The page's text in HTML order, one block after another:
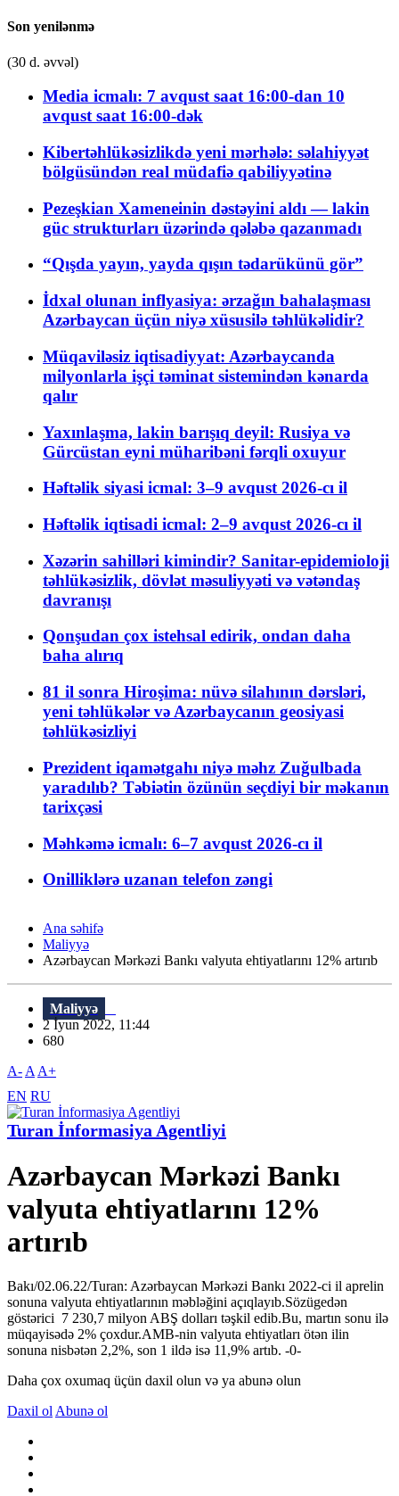
Son yenilənmə
(30 d. əvvəl)
Media icmalı: 7 avqust saat 16:00-dan 10
avqust saat 16:00-dək
Kibertəhlükəsizlikdə yeni mərhələ: səlahiyyət
bölgüsündən real müdafiə qabiliyyətinə
Pezeşkian Xameneinin dəstəyini aldı — lakin
güc strukturları üzərində qələbə qazanmadı
“Qışda yayın, yayda qışın tədarükünü gör”
İdxal olunan inflyasiya: ərzağın bahalaşması
Azərbaycan üçün niyə xüsusilə təhlükəlidir?
Müqaviləsiz iqtisadiyyat: Azərbaycanda
milyonlarla işçi təminat sistemindən kənarda
qalır
Yaxınlaşma, lakin barışıq deyil: Rusiya və
Gürcüstan eyni müharibəni fərqli oxuyur
Həftəlik siyasi icmal: 3–9 avqust 2026-cı il
Həftəlik iqtisadi icmal: 2–9 avqust 2026-cı il
Xəzərin sahilləri kimindir? Sanitar-epidemioloji
təhlükəsizlik, dövlət məsuliyyəti və vətəndaş
davranışı
Qonşudan çox istehsal edirik, ondan daha
baha alırıq
81 il sonra Hiroşima: nüvə silahının dərsləri,
yeni təhlükələr və Azərbaycanın geosiyasi
təhlükəsizliyi
Prezident iqamətgahı niyə məhz Zuğulbada
yaradılıb? Təbiətin özünün seçdiyi bir məkanın
tarixçəsi
Məhkəmə icmalı: 6–7 avqust 2026-cı il
Onilliklərə uzanan telefon zəngi
Ana səhifə
Maliyyə
Azərbaycan Mərkəzi Bankı valyuta ehtiyatlarını 12% artırıb
Maliyyə
2 İyun 2022, 11:44
680
A- A A+
EN RU
Turan İnformasiya Agentliyi
Azərbaycan Mərkəzi Bankı
valyuta ehtiyatlarını 12%
artırıb
Bakı/02.06.22/Turan: Azərbaycan Mərkəzi Bankı 2022-ci il aprelin
sonuna valyuta ehtiyatlarının məbləğini açıqlayıb.Sözügedən
göstərici 7 230,7 milyon ABŞ dolları təşkil edib.Bu, martın sonu ilə
müqayisədə 2% çoxdur.AMB-nin valyuta ehtiyatları ötən ilin
sonuna nisbətən 2,2%, son 1 ildə isə 11,9% artıb. -0-
Daha çox oxumaq üçün daxil olun və ya abunə olun
Daxil ol Abunə ol